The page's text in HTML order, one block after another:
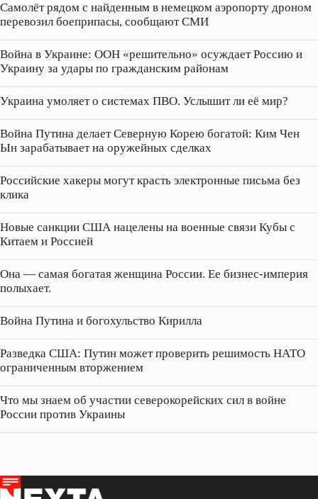
Самолёт рядом с найденным в немецком аэропорту дроном
перевозил боеприпасы, сообщают СМИ
Война в Украине: ООН «решительно» осуждает Россию и
Украину за удары по гражданским районам
Украина умоляет о системах ПВО. Услышит ли её мир?
Война Путина делает Северную Корею богатой: Ким Чен
Ын зарабатывает на оружейных сделках
Российские хакеры могут красть электронные письма без
клика
Новые санкции США нацелены на военные связи Кубы с
Китаем и Россией
Она — самая богатая женщина России. Ее бизнес‑империя
полыхает.
Война Путина и богохульство Кирилла
Разведка США: Путин может проверить решимость НАТО
ограниченным вторжением
Что мы знаем об участии северокорейских сил в войне
России против Украины